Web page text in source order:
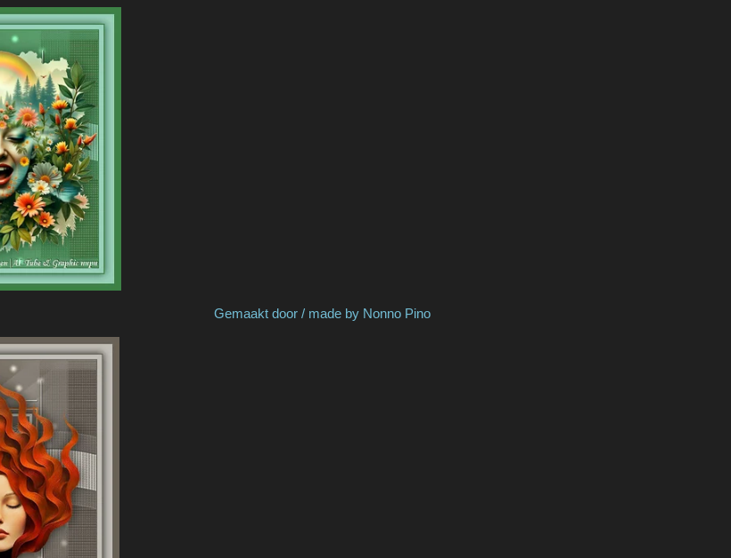
B Gemaakt door / made by Nonno Pino